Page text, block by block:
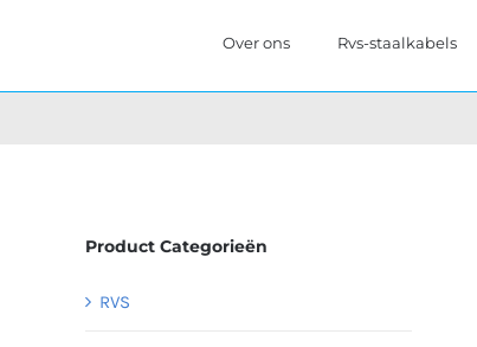
Over ons Rvs-staalkabels
Product Categorieën
RVS